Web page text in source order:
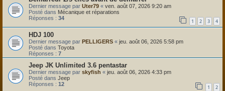
Dernier message par Uter79 « ven. août 07, 2026 9:20 am
Posté dans Mécanique et réparations
Réponses : 34 1 2 3 4
HDJ 100
Dernier message par PELLIGERS « jeu. août 06, 2026 5:58 pm
Posté dans Toyota
Réponses : 7
Jeep JK Unlimited 3.6 pentastar
Dernier message par skyfish « jeu. août 06, 2026 4:33 pm
Posté dans Jeep
Réponses : 12 1 2